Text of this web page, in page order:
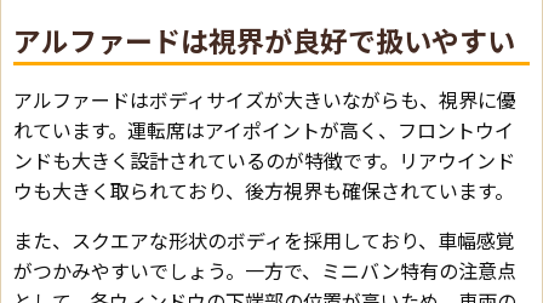
アルファードは視界が良好で扱いやすい
アルファードはボディサイズが大きいながらも、視界に優
れています。運転席はアイポイントが高く、フロントウイ
ンドも大きく設計されているのが特徴です。リアウインド
ウも大きく取られており、後方視界も確保されています。
また、スクエアな形状のボディを採用しており、車幅感覚
がつかみやすいでしょう。一方で、ミニバン特有の注意点